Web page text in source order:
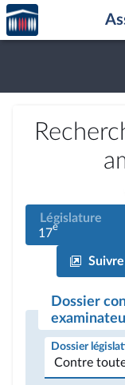
Aller au contenu
Aller en bas de la
Accèder
à la
page
Législature
17e
Dossier
Dossier